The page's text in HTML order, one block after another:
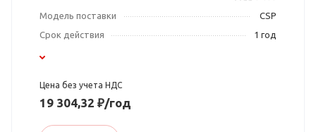
Модель поставки
CSP
Срок действия
1 год
Цена без учета НДС
19 304,32 ₽/год